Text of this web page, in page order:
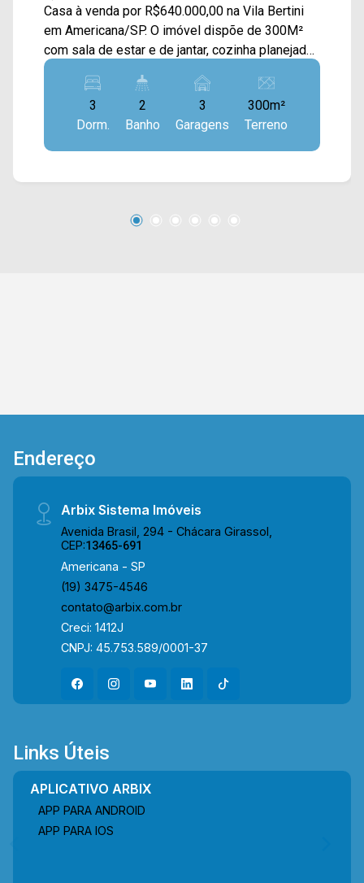
Casa à venda por R$640.000,00 na Vila Bertini
em Americana/SP. O imóvel dispõe de 300M²
com sala de estar e de jantar, cozinha planejada,
quintal, área gourmet com churrasqueira e área
de serviço. > 03 dormitórios, sendo 01 suíte; >
02 banheiros, sendo 01 social; > 03 vagas de
garagem. Localizado em Americana, o imóvel
contém uma área com diversos comércios em
restaurantes, postos de saúde, escolas e entre
vendas e agende a sua visita!! WhatsApp e
3
Dorm.
2
Banho
3
Garagens
300m²
Terreno
Endereço
Arbix Sistema Imóveis
Avenida Brasil, 294 - Chácara Girassol,
CEP:13465-691
Americana - SP
(19) 3475-4546
contato@arbix.com.br
Creci: 1412J
CNPJ: 45.753.589/0001-37
Links Úteis
APLICATIVO ARBIX
APP PARA ANDROID
APP PARA IOS